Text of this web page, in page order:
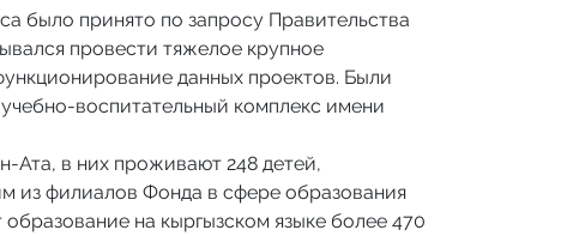
было принято по запросу Правительства
провести тяжелое крупное
данных проектов. Были
воспитательный комплекс имени
Ата, в них проживают 248 детей,
из филиалов Фонда в сфере образования
на кыргызском языке более 470